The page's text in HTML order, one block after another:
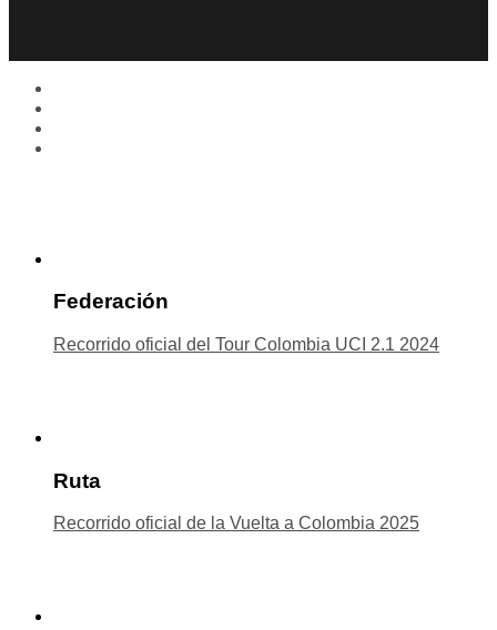
Federación
Recorrido oficial del Tour Colombia UCI 2.1 2024
Ruta
Recorrido oficial de la Vuelta a Colombia 2025